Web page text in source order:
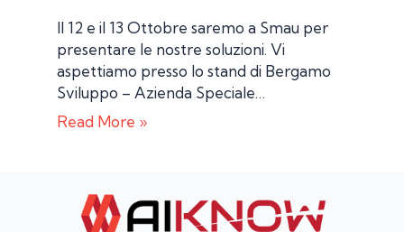
Il 12 e il 13 Ottobre saremo a Smau per
presentare le nostre soluzioni. Vi
aspettiamo presso lo stand di Bergamo
Sviluppo – Azienda Speciale…
Read More »